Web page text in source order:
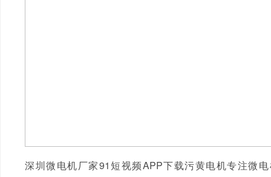
深圳微电机厂家91短视频APP下载污黄电机专注微